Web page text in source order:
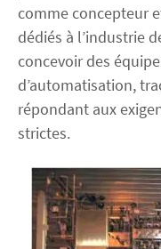
comme concepteur
dédiés à l’industrie
concevoir des
d’automatisation,
répondant aux
strictes.